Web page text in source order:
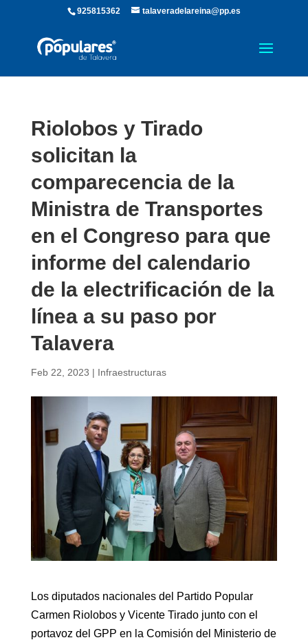
925815362 talaveradelareina@pp.es
Riolobos y Tirado
solicitan la
comparecencia de la
Ministra de Transportes
en el Congreso para que
informe del calendario
de la electrificación de la
línea a su paso por
Talavera
Feb 22, 2023 | Infraestructuras
Los diputados nacionales del Partido Popular
Carmen Riolobos y Vicente Tirado junto con el
portavoz del GPP en la Comisión del Ministerio de